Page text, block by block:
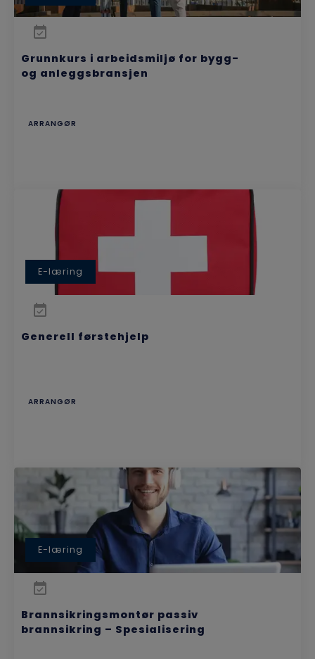
Grunnkurs i arbeidsmiljø for bygg-
og anleggsbransjen
ARRANGØR
E-læring
Generell førstehjelp
ARRANGØR
E-læring
Brannsikringsmontør passiv
brannsikring – Spesialisering